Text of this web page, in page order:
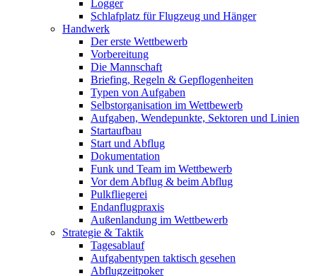
Logger
Schlafplatz für Flugzeug und Hänger
Handwerk
Der erste Wettbewerb
Vorbereitung
Die Mannschaft
Briefing, Regeln & Gepflogenheiten
Typen von Aufgaben
Selbstorganisation im Wettbewerb
Aufgaben, Wendepunkte, Sektoren und Linien
Startaufbau
Start und Abflug
Dokumentation
Funk und Team im Wettbewerb
Vor dem Abflug & beim Abflug
Pulkfliegerei
Endanflugpraxis
Außenlandung im Wettbewerb
Strategie & Taktik
Tagesablauf
Aufgabentypen taktisch gesehen
Abflugzeitpoker